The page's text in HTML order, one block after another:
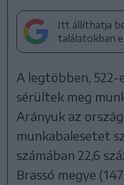
Itt állíthatja
találatokban
A legtöbben, 522-
sérültek meg
Arányuk az
munkabalesetet
számában 22,6
Brassó megye